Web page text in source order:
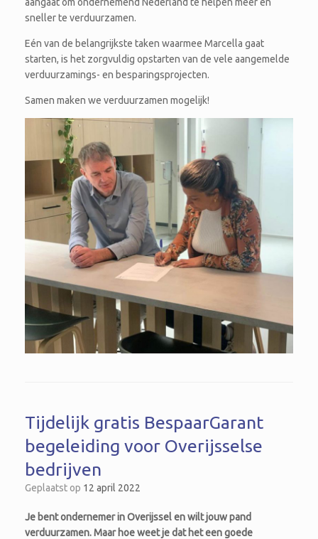
sneller te verduurzamen.
Eén van de belangrijkste taken waarmee Marcella gaat
starten, is het zorgvuldig opstarten van de vele aangemelde
verduurzamings- en besparingsprojecten.
Samen maken we verduurzamen mogelijk!
Tijdelijk gratis BespaarGarant
begeleiding voor Overijsselse
bedrijven
Geplaatst op 12 april 2022
Je bent ondernemer in Overijssel en wilt jouw pand
verduurzamen. Maar hoe weet je dat het een goede